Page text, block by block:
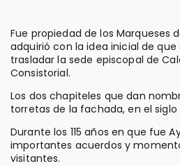
Fue propiedad de los Marqueses
adquirió con la idea inicial de
trasladar la sede episcopal de
Consistorial.
Los dos chapiteles que dan
torretas de la fachada, en el siglo
Durante los 115 años en que fue
importantes acuerdos y
visitantes.